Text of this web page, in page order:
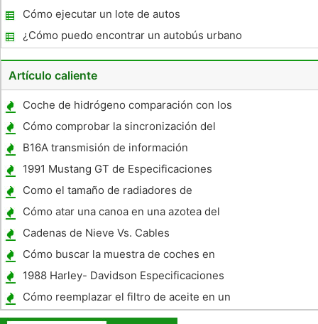
coche en AV
Cómo ejecutar un lote de autos
¿Cómo puedo encontrar un autobús urbano
?
Artículo caliente
Coche de hidrógeno comparación con los
coches regulares
Cómo comprobar la sincronización del
cárter de Caterpillar C15
B16A transmisión de información
1991 Mustang GT de Especificaciones
Como el tamaño de radiadores de
automóviles
Cómo atar una canoa en una azotea del
coche
Cadenas de Nieve Vs. Cables
Cómo buscar la muestra de coches en
Pigeon Forge, Tennessee
1988 Harley- Davidson Especificaciones
Cómo reemplazar el filtro de aceite en un
Accord 2006